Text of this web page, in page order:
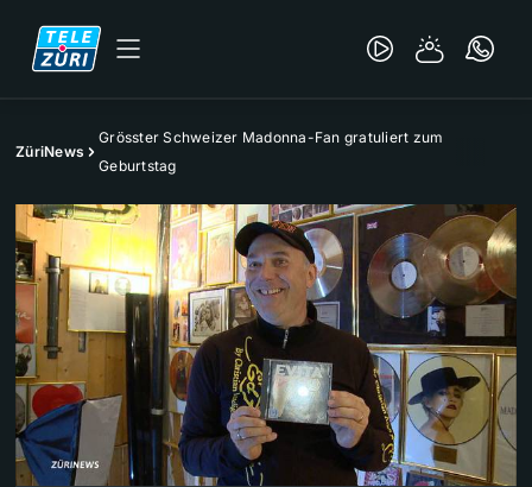
ZüriNews
Grösster Schweizer Madonna-Fan gratuliert zum
Geburtstag